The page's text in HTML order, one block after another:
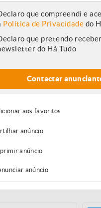
que compreendi e
Política de Privacidade do
que pretendo
do Há Tudo
Contactar
aos favoritos
anúncio
anúncio
anúncio